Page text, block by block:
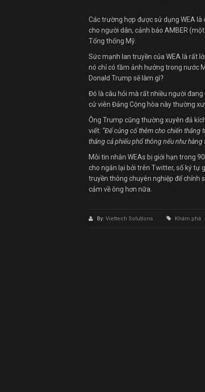
Các trường hợp được sử dụng WEA
cho người dân, cảnh báo AMBER
Tổng thống Mỹ.
Sức mạnh lan truyền của WEA là rất
nó chỉ có tầm ảnh hưởng trong nước
Donald Trump sẽ làm gì?
Đó là câu hỏi mà rất nhiều người
cử viên Đảng Cộng hòa này thường
Ông Trump cũng thường xuyên đả
viết: “Để củng cố thêm cho chiến thắng
thắng cả phiếu phổ thông nếu như hàng
Mỗi tin nhắn WEAs bị giới hạn trong
cho ngắn lại bởi trên Twitter, số ký tự
truyền thông chuyên nghiệp để chỉnh
cảm về ông hơn nữa.
By: Viettech Solutions Khám phá